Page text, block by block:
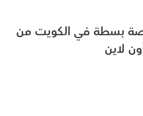
بسطة في الكويت من
لاين